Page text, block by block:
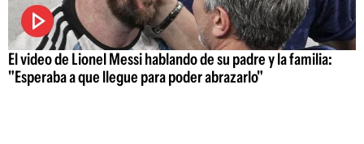
El video de Lionel Messi hablando de su padre y la familia:
"Esperaba a que llegue para poder abrazarlo"